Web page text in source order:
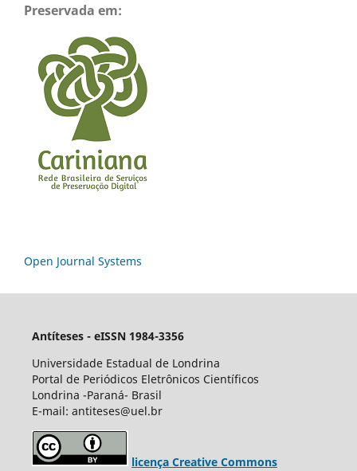
Preservada em:
Open Journal Systems
Antíteses - eISSN 1984-3356
Universidade Estadual de Londrina
Portal de Periódicos Eletrônicos Científicos
Londrina -Paraná- Brasil
E-mail: antiteses@uel.br
licença Creative Commons